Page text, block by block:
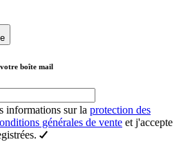
votre boîte mail
informations sur la protection des
générales de vente et j'accepte